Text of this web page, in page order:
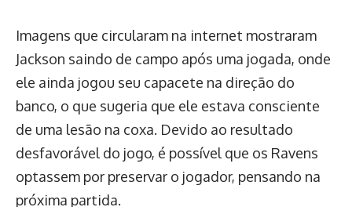
Imagens que circularam na internet mostraram
Jackson saindo de campo após uma jogada, onde
ele ainda jogou seu capacete na direção do
banco, o que sugeria que ele estava consciente
de uma lesão na coxa. Devido ao resultado
desfavorável do jogo, é possível que os Ravens
optassem por preservar o jogador, pensando na
próxima partida.